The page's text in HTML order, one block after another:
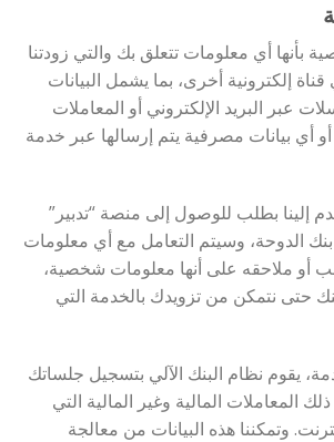
بأنها أي معلومات تتعلق بك والتي زودتنا
قناة إلكترونية أخرى، بما يشمل البيانات
عبر البريد الإلكتروني أو المعاملات
أو أي بيانات مصرفية يتم إرسالها عبر خدمة
إلينا بطلب للوصول إلى منصة “تدبير”
الدوحة، وسيتم التعامل مع أي معلومات
أو ملاحقه على أنها معلومات شخصية،
حتى نتمكن من تزويدك بالخدمة التي
يقوم نظام البنك الآلي بتسجيل جلساتك
المعاملات المالية وغير المالية التي
وتمكننا هذه البيانات من معالجة